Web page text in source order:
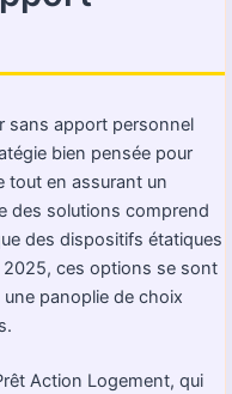
sans apport personnel
bien pensée pour
tout en assurant un
des solutions comprend
des dispositifs étatiques
2025, ces options se sont
panoplie de choix
Action Logement, qui